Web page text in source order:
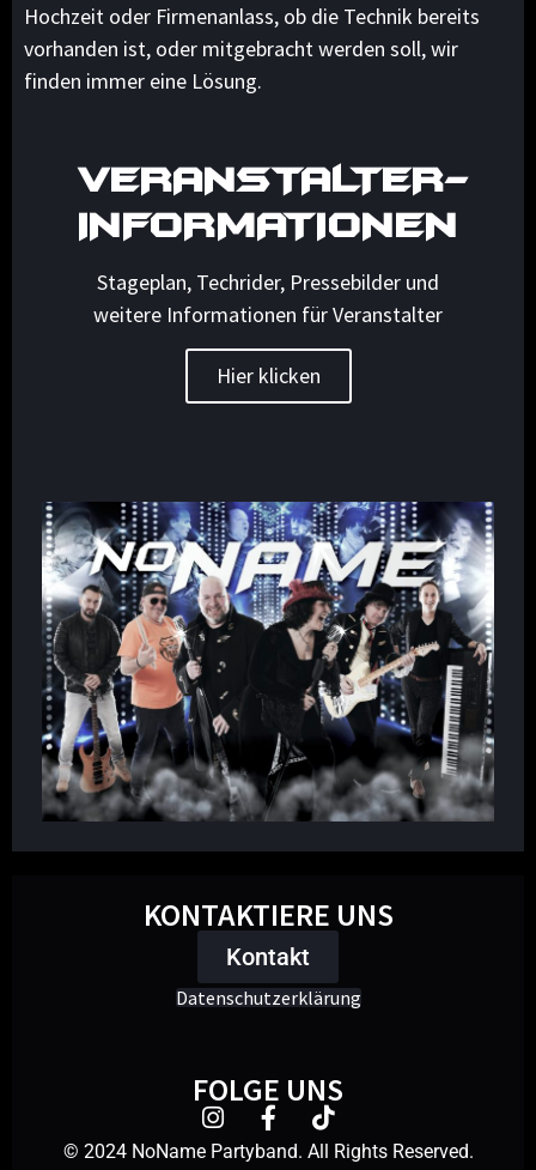
Hochzeit oder Firmenanlass, ob die Technik bereits
vorhanden ist, oder mitgebracht werden soll, wir
finden immer eine Lösung.
VERANSTALTER-
INFORMATIONEN
Stageplan, Techrider, Pressebilder und
weitere Informationen für Veranstalter
Hier klicken
KONTAKTIERE UNS
Kontakt
Datenschutzerklärung
FOLGE UNS
© 2024 NoName Partyband. All Rights Reserved.